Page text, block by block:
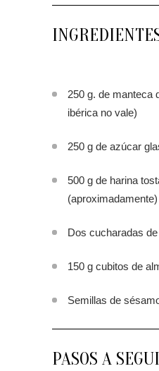
250 g. de manteca
ibérica no vale)
250 g de azúcar
500 g de harina
(aproximadamente)
Dos cucharadas
150 g cubitos de
Semillas de
PASOS A